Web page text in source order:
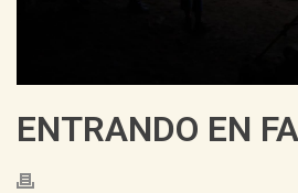
ENTRANDO EN